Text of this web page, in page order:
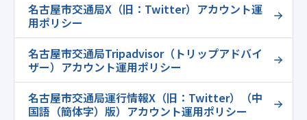
名古屋市交通局X（旧：Twitter）アカウント運
用ポリシー
名古屋市交通局Tripadvisor（トリップアドバイ
ザー）アカウント運用ポリシー
名古屋市交通局運行情報X（旧：Twitter）（中
国語（簡体字）版）アカウント運用ポリシー